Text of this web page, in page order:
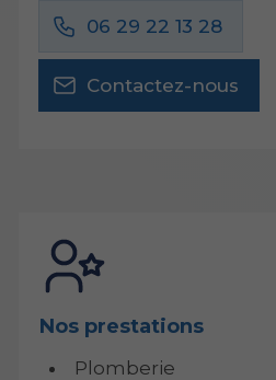
06 29 22 13 28
Contactez-nous
Nos prestations
Plomberie